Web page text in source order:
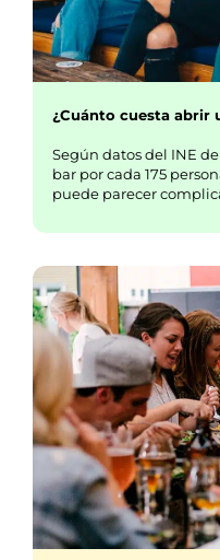
¿Cuánto cuesta abrir
Según datos del INE
bar por cada 175
puede parecer